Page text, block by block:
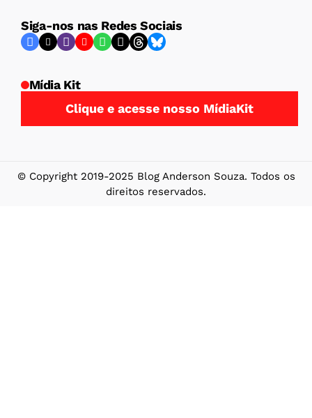
Siga-nos nas Redes Sociais
Mídia Kit
Clique e acesse nosso MídiaKit
© Copyright 2019-2025 Blog Anderson Souza. Todos os
direitos reservados.